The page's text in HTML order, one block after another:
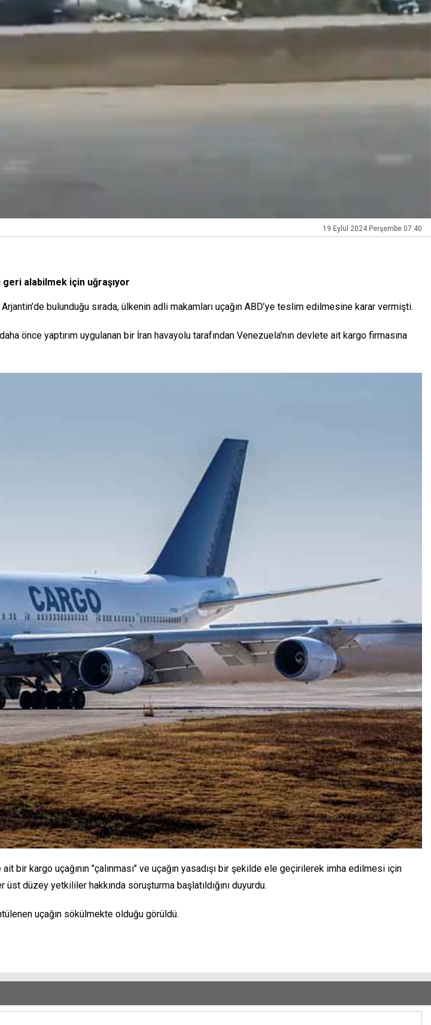
19 Eylül 2024 Perşembe 07:40
geri alabilmek için uğraşıyor
bulunduğu sırada, ülkenin adli makamları uçağın ABD’ye teslim edilmesine karar vermişti.
önce yaptırım uygulanan bir İran havayolu tarafından Venezuela'nın devlete ait kargo firmasına
bir kargo uçağının "çalınması" ve uçağın yasadışı bir şekilde ele geçirilerek imha edilmesi için
düzey yetkililer hakkında soruşturma başlatıldığını duyurdu.
uçağın sökülmekte olduğu görüldü.